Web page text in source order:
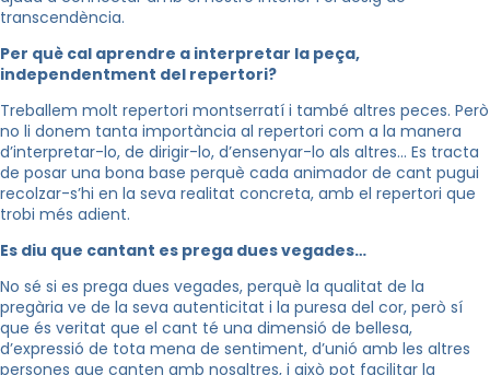
transcendència.
Per què cal aprendre a interpretar la peça,
independentment del repertori?
Treballem molt repertori montserratí i també altres peces. Però
no li donem tanta importància al repertori com a la manera
d’interpretar-lo, de dirigir-lo, d’ensenyar-lo als altres… Es tracta
de posar una bona base perquè cada animador de cant pugui
recolzar-s’hi en la seva realitat concreta, amb el repertori que
trobi més adient.
Es diu que cantant es prega dues vegades…
No sé si es prega dues vegades, perquè la qualitat de la
pregària ve de la seva autenticitat i la puresa del cor, però sí
que és veritat que el cant té una dimensió de bellesa,
d’expressió de tota mena de sentiment, d’unió amb les altres
persones que canten amb nosaltres, i això pot facilitar la